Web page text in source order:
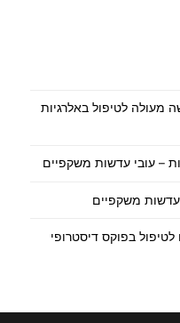
מעולה לטיפול באלרגיות
– עובי עדשות משקפיים
עדשות משקפיים